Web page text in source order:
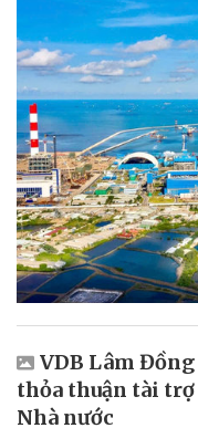
VDB Lâm
thỏa thuận tài
Nhà nước